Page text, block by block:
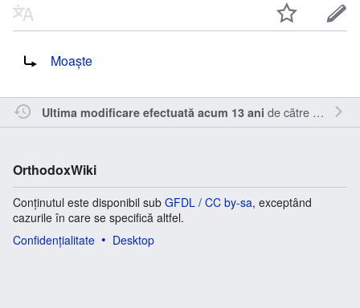
Moaște
Ultima modificare efectuată acum 13 ani de către Sîmbotin
OrthodoxWiki
Conținutul este disponibil sub GFDL / CC by-sa, exceptând
cazurile în care se specifică altfel.
Confidențialitate
Desktop